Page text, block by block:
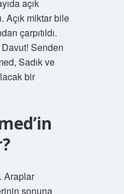
açık
Açık miktar bile
çarpıtıldı.
Davut! Senden
Sadık ve
bir
Araplar
sonuna